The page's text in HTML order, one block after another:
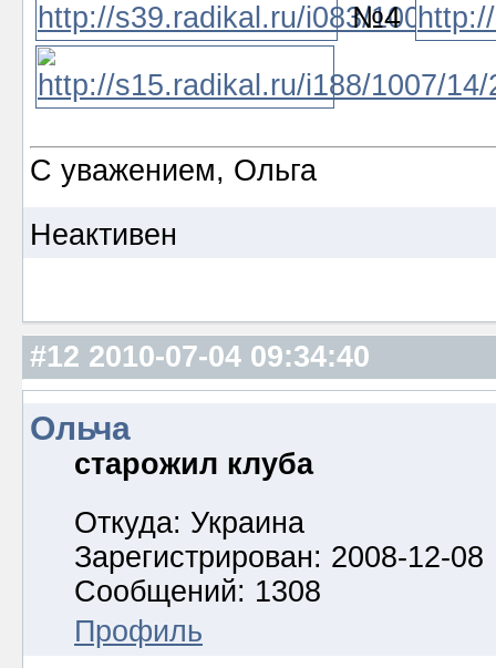
№4
С уважением, Ольга
Неактивен
#12 2010-07-04 09:34:40
Ольча
старожил клуба
Откуда: Украина
Зарегистрирован: 2008-12-08
Сообщений: 1308
Профиль